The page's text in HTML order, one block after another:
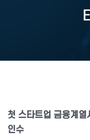
첫 스타트업 금융계
인수